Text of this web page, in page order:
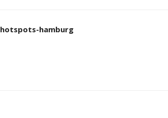
hotspots-hamburg